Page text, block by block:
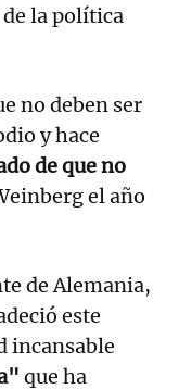
la política
no deben ser
y hace
de que no
el año
de Alemania,
este
incansable
que ha